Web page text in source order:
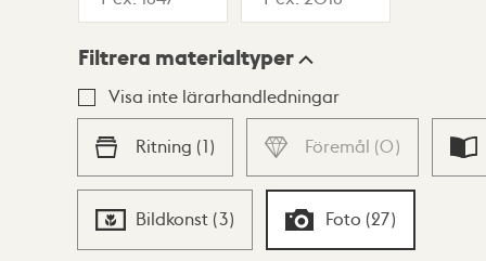
Lista Karta
Filtrera materialtyper
Visa inte lärarhandledningar
Ritning (1) Föremål (0)
Bildkonst (3) Foto (27)